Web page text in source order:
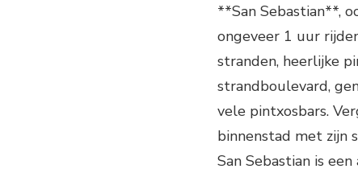
**San Sebastian**,
ongeveer 1 uur
stranden, heerlijke
strandboulevard,
vele pintxosbars.
binnenstad met zijn
San Sebastian is